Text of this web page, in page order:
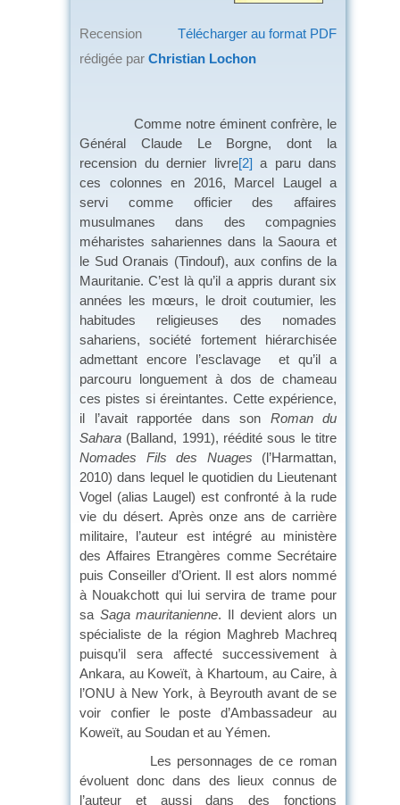
Télécharger au format PDF
Recension
rédigée par Christian Lochon
Comme notre éminent confrère, le
Général Claude Le Borgne, dont la
recension du dernier livre[2] a paru dans
ces colonnes en 2016, Marcel Laugel a
servi comme officier des affaires
musulmanes dans des compagnies
méharistes sahariennes dans la Saoura et
le Sud Oranais (Tindouf), aux confins de la
Mauritanie. C’est là qu’il a appris durant six
années les mœurs, le droit coutumier, les
habitudes religieuses des nomades
sahariens, société fortement hiérarchisée
admettant encore l’esclavage et qu’il a
parcouru longuement à dos de chameau
ces pistes si éreintantes. Cette expérience,
il l’avait rapportée dans son Roman du
Sahara (Balland, 1991), réédité sous le titre
Nomades Fils des Nuages (l’Harmattan,
2010) dans lequel le quotidien du Lieutenant
Vogel (alias Laugel) est confronté à la rude
vie du désert. Après onze ans de carrière
militaire, l’auteur est intégré au ministère
des Affaires Etrangères comme Secrétaire
puis Conseiller d’Orient. Il est alors nommé
à Nouakchott qui lui servira de trame pour
sa Saga mauritanienne. Il devient alors un
spécialiste de la région Maghreb Machreq
puisqu’il sera affecté successivement à
Ankara, au Koweït, à Khartoum, au Caire, à
l’ONU à New York, à Beyrouth avant de se
voir confier le poste d’Ambassadeur au
Koweït, au Soudan et au Yémen.
Les personnages de ce roman
évoluent donc dans des lieux connus de
l’auteur et aussi dans des fonctions